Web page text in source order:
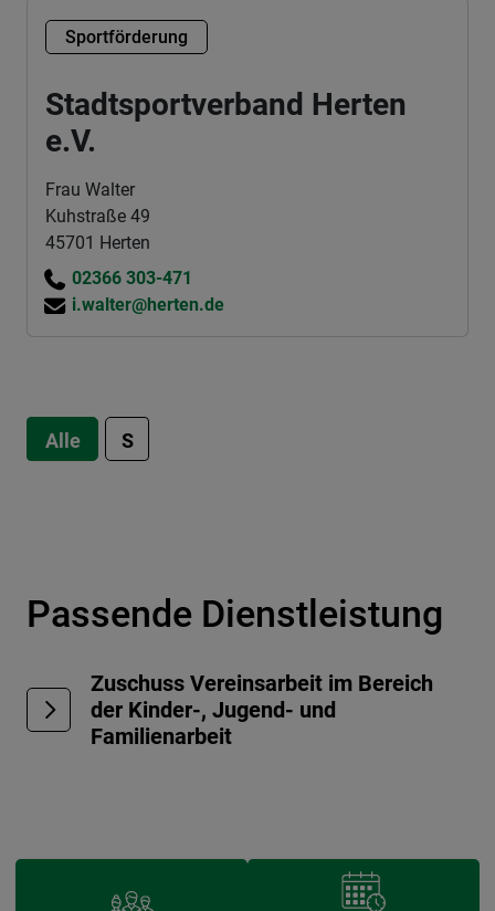
Sportförderung
Stadtsportverband Herten
e.V.
Frau Walter
Kuhstraße 49
45701 Herten
02366 303-471
i.walter@herten.de
Alle S
Passende Dienstleistung
Zuschuss Vereinsarbeit im Bereich
der Kinder-, Jugend- und
Familienarbeit